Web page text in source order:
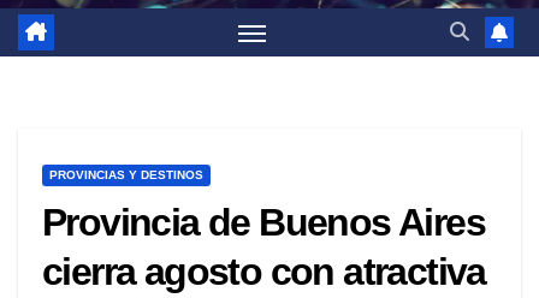
PROVINCIAS Y DESTINOS
Provincia de Buenos Aires
cierra agosto con atractiva